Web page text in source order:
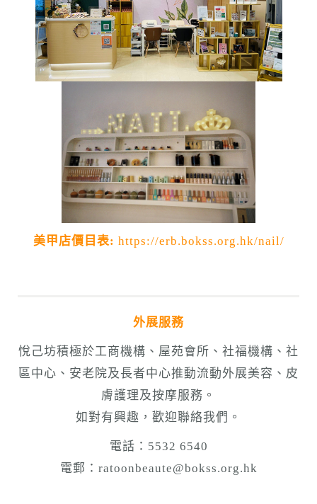
美甲店價目表: https://erb.bokss.org.hk/nail/
外展服務
悅己坊積極於工商機構、屋苑會所、社福機構、社
區中心、安老院及長者中心推動流動外展美容、皮
膚護理及按摩服務。
如對有興趣，歡迎聯絡我們。
電話：5532 6540
電郵： ratoonbeaute@bokss.org.hk